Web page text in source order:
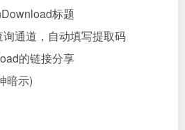
标题
通道，自动填写提取码
的链接分享
暗示)